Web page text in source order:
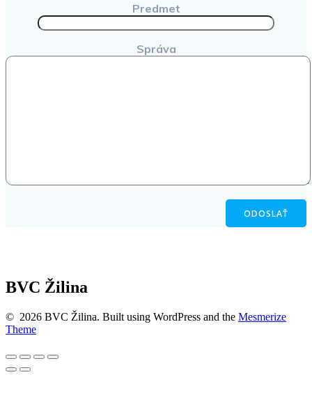
Predmet
Správa
BVC Žilina
© 2026 BVC Žilina. Built using WordPress and the Mesmerize
Theme